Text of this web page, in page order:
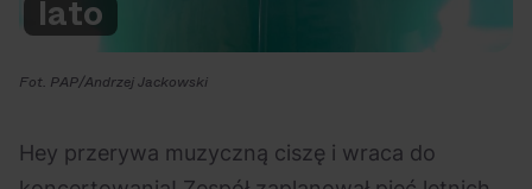
Na czasie
lato
Fot. PAP/Andrzej Jackowski
Hey przerywa muzyczną ciszę i wraca do